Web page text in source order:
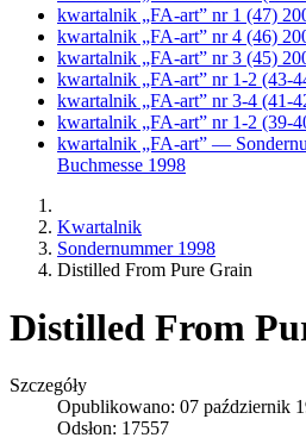
kwartalnik „FA-art” nr 1 (47)
kwartalnik „FA-art” nr 4 (46)
kwartalnik „FA-art” nr 3 (45)
kwartalnik „FA-art” nr 1-2 (43-
kwartalnik „FA-art” nr 3-4 (41-
kwartalnik „FA-art” nr 1-2 (39-
kwartalnik „FA-art” —
Buchmesse 1998
Kwartalnik
Sondernummer 1998
Distilled From Pure Grain
Distilled From
Szczegóły
Opublikowano: 07 październik
Odsłon: 17557